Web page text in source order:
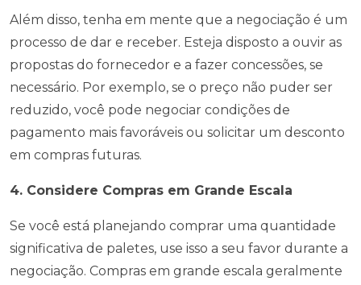
Além disso, tenha em mente que a negociação é um
processo de dar e receber. Esteja disposto a ouvir as
propostas do fornecedor e a fazer concessões, se
necessário. Por exemplo, se o preço não puder ser
reduzido, você pode negociar condições de
pagamento mais favoráveis ou solicitar um desconto
em compras futuras.
4. Considere Compras em Grande Escala
Se você está planejando comprar uma quantidade
significativa de paletes, use isso a seu favor durante a
negociação. Compras em grande escala geralmente